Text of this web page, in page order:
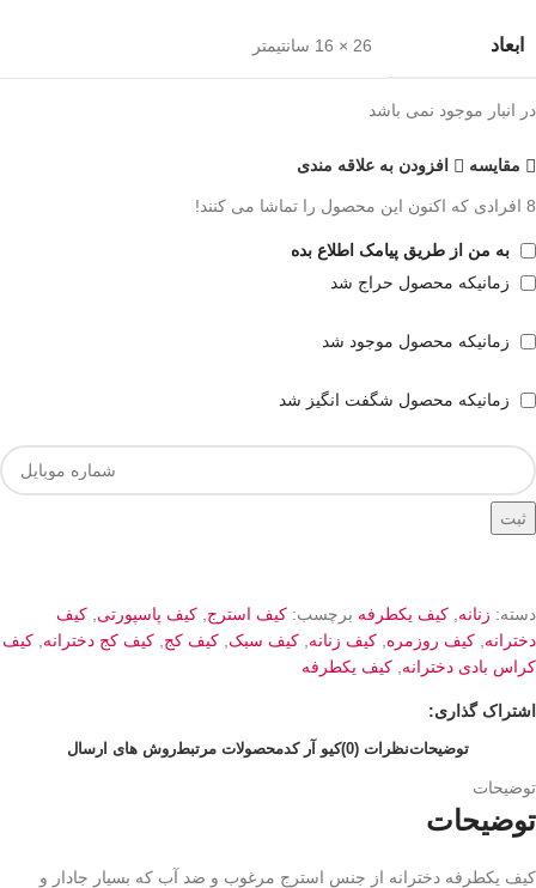
ابعاد 26 × 16 سانتیمتر
در انبار موجود نمی باشد
مقايسه افزودن به علاقه مندی
8 افرادی که اکنون این محصول را تماشا می کنند!
به من از طریق پیامک اطلاع بده
زمانیکه محصول حراج شد
زمانیکه محصول موجود شد
زمانیکه محصول شگفت انگیز شد
ثبت
دسته: زنانه کیف یکطرفه برچسب: کیف استرج کیف پاسپورتی کیف
دخترانه کیف روزمره کیف زنانه کیف سبک کیف کج کیف کج دخترانه کیف
کراس بادی دخترانه کیف یکطرفه
اشتراک گذاری:
توضیحاتنظرات (0) کیو آر کدمحصولات مرتبطروش های ارسال
توضیحات
توضیحات
کیف یکطرفه دخترانه از جنس استرج مرغوب و ضد آب که بسیار جادار و